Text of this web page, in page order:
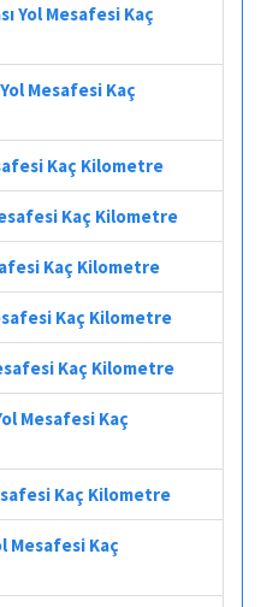
Yol Mesafesi Kaç
Mesafesi Kaç
Kaç Kilometre
Kaç Kilometre
Kaç Kilometre
Kaç Kilometre
Kaç Kilometre
Mesafesi Kaç
Kaç Kilometre
Mesafesi Kaç